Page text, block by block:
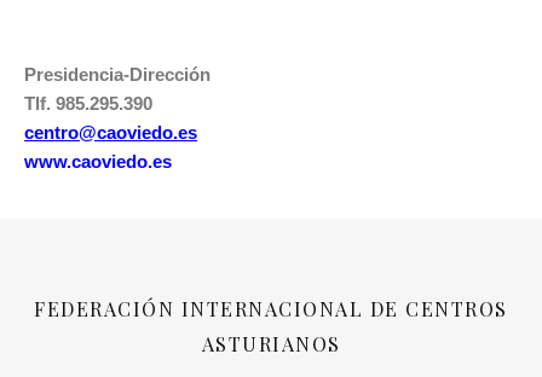
Presidencia-Dirección
Tlf. 985.295.390
centro@caoviedo.es
www.caoviedo.es
FEDERACIÓN INTERNACIONAL DE CENTROS
ASTURIANOS